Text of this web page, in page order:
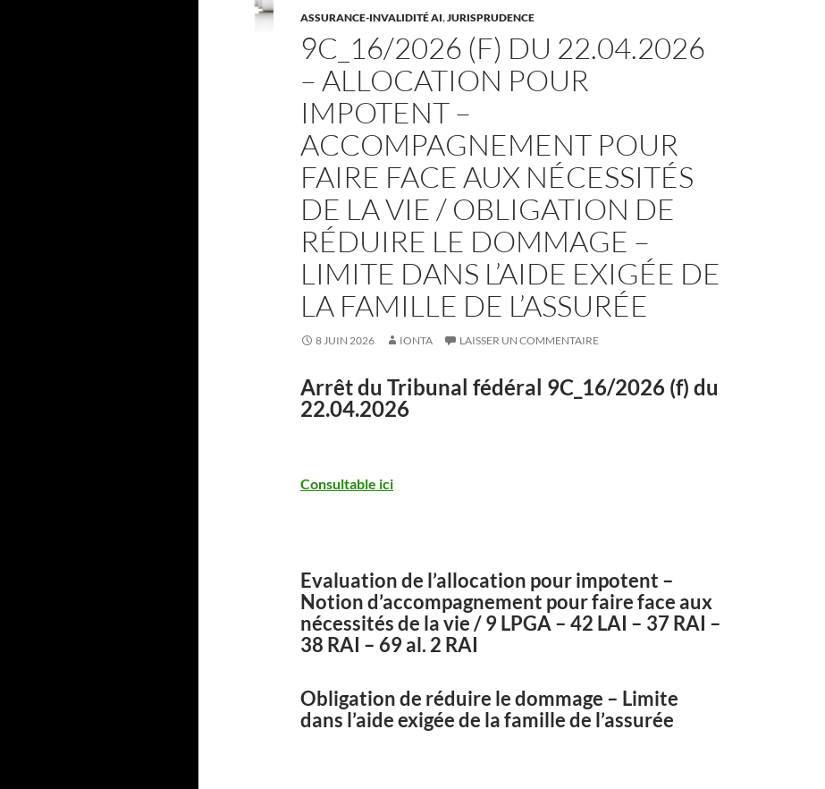
ASSURANCE-INVALIDITÉ AI,JURISPRUDENCE
9C_16/2026 (F) DU 22.04.2026
– ALLOCATION POUR
IMPOTENT –
ACCOMPAGNEMENT POUR
FAIRE FACE AUX NÉCESSITÉS
DE LA VIE / OBLIGATION DE
RÉDUIRE LE DOMMAGE –
LIMITE DANS L’AIDE EXIGÉE DE
LA FAMILLE DE L’ASSURÉE
8 JUIN 2026 IONTA LAISSER UN COMMENTAIRE
Arrêt du Tribunal fédéral 9C_16/2026 (f) du
22.04.2026
Consultable ici
Evaluation de l’allocation pour impotent –
Notion d’accompagnement pour faire face aux
nécessités de la vie / 9 LPGA – 42 LAI – 37 RAI –
38 RAI – 69 al. 2 RAI
Obligation de réduire le dommage – Limite
dans l’aide exigée de la famille de l’assurée